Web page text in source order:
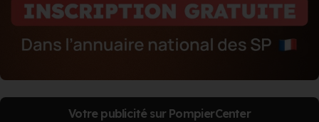
Votre publicité sur PompierCenter